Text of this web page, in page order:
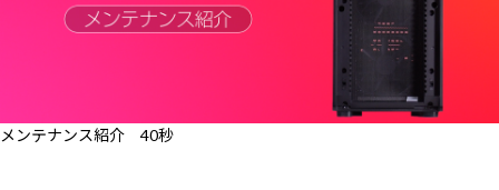
メンテナンス紹介 40秒